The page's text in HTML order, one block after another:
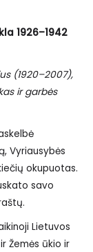
1926–1942
(1920–2007),
ir garbės
Vyriausybės
okupuotas.
savo
Lietuvos
Žemės ūkio ir